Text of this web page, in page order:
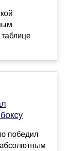
победил
абсолютным